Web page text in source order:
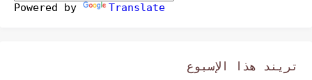
Powered by Translate
تريند هذا الإسبوع